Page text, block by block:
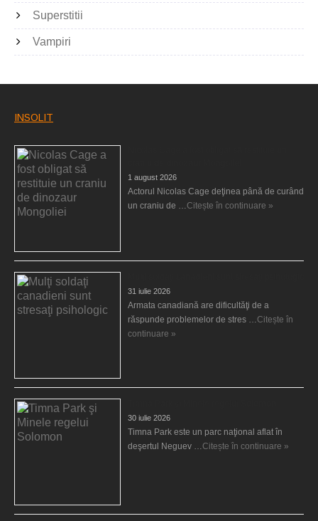
Superstitii
Vampiri
INSOLIT
1 august 2026
Actorul Nicolas Cage deţinea până de curând
un craniu de …Citește în continuare »
31 iulie 2026
Armata canadiană are dificultăţi de a
răspunde problemelor de stres …Citește în
continuare »
30 iulie 2026
Timna Park este un parc naţional aflat în
deşertul Neguev …Citește în continuare »